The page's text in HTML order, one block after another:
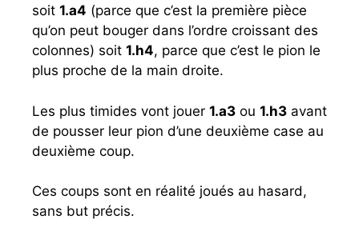
soit 1.a4 (parce que c’est la première pièce
qu’on peut bouger dans l’ordre croissant des
colonnes) soit 1.h4, parce que c’est le pion le
plus proche de la main droite.
Les plus timides vont jouer 1.a3 ou 1.h3 avant
de pousser leur pion d’une deuxième case au
deuxième coup.
Ces coups sont en réalité joués au hasard,
sans but précis.